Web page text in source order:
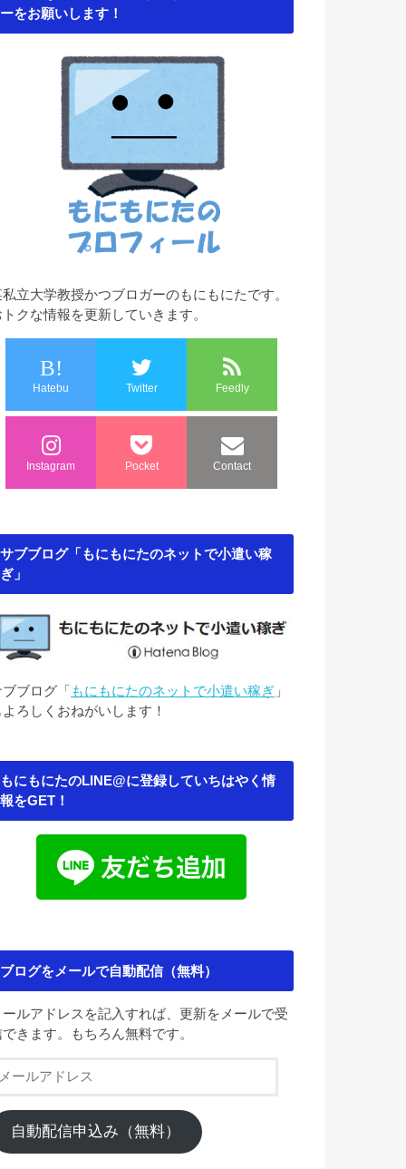
ーをお願いします！
私立大学教授かつブロガーのもにもにたです。
クな情報を更新していきます。
B!
Hatebu Twitter Feedly
Instagram Pocket Contact
サブブログ「もにもにたのネットで小遣い稼
ぎ」
ブブログ「もにもにたのネットで小遣い稼ぎ 」
ろしくおねがいします！
もにもにたのLINE@に登録していちはやく情
報をGET！
ブログをメールで自動配信（無料）
ールアドレスを記入すれば、更新をメールで受
きます。もちろん無料です。
自動配信申込み（無料）